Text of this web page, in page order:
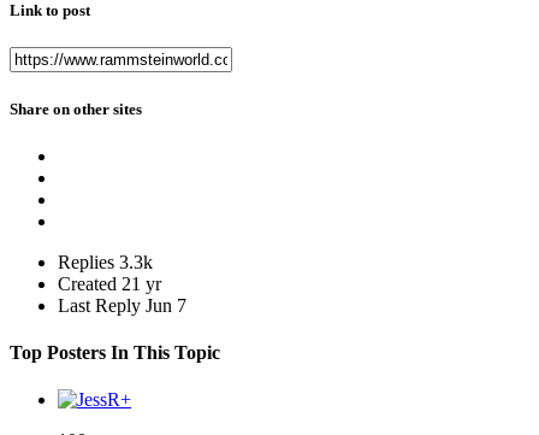
Link to post
Share on other sites
Replies 3.3k
Created 21 yr
Last Reply Jun 7
Top Posters In This Topic